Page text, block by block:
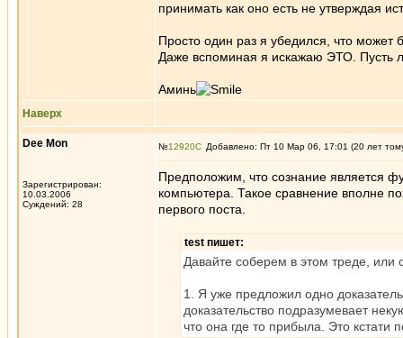
принимать как оно есть не утверждая
Просто один раз я убедился, что может
Даже вспоминая я искажаю ЭТО. Пусть
Аминь
Наверх
Dee Mon
Зарегистрирован:
10.03.2006
Суждений: 28
№12920 Добавлено: Пт 10 Мар 06, 17:01 (20 лет
Предположим, что сознание является
компьютера. Такое сравнение вполне
первого поста.
test пишет:
Давайте соберем в этом треде, или
1. Я уже предложил одно
доказательство подразумевает
что она где то прибыла. Это кстати